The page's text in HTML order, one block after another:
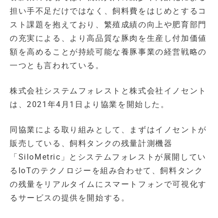
担い手不足だけではなく、飼料費をはじめとするコ
スト課題を抱えており、繁殖成績の向上や肥育部門
の充実による、より高品質な豚肉を生産し付加価値
額を高めることが持続可能な養豚事業の経営戦略の
一つとも言われている。
株式会社システムフォレストと株式会社イノセント
は、2021年4月1日より協業を開始した。
同協業による取り組みとして、まずはイノセントが
販売している、飼料タンクの残量計測機器
「SiloMetric」とシステムフォレストが展開してい
るIoTのテクノロジーを組み合わせて、飼料タンク
の残量をリアルタイムにスマートフォンで可視化す
るサービスの提供を開始する。